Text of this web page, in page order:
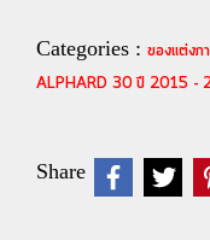
Categories : ของแต่ง
ALPHARD 30 ปี 2015 -
Share